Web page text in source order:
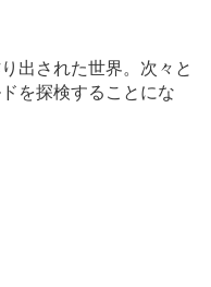
出された世界。次々と
を探検することにな